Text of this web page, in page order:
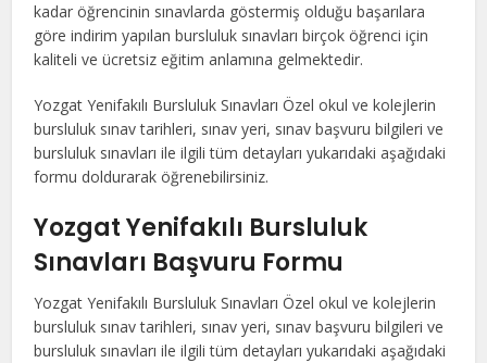
kadar öğrencinin sınavlarda göstermiş olduğu başarılara
göre indirim yapılan bursluluk sınavları birçok öğrenci için
kaliteli ve ücretsiz eğitim anlamına gelmektedir.
Yozgat Yenifakılı Bursluluk Sınavları Özel okul ve kolejlerin
bursluluk sınav tarihleri, sınav yeri, sınav başvuru bilgileri ve
bursluluk sınavları ile ilgili tüm detayları yukarıdaki aşağıdaki
formu doldurarak öğrenebilirsiniz.
Yozgat Yenifakılı Bursluluk
Sınavları Başvuru Formu
Yozgat Yenifakılı Bursluluk Sınavları Özel okul ve kolejlerin
bursluluk sınav tarihleri, sınav yeri, sınav başvuru bilgileri ve
bursluluk sınavları ile ilgili tüm detayları yukarıdaki aşağıdaki